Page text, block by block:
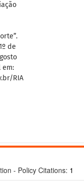
de
em:
RIA
- Policy Citations: 1